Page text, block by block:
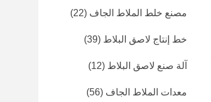
مصنع خلط الملاط الجاف (22)
خط إنتاج لاصق البلاط (39)
آلة صنع لاصق البلاط (12)
معدات الملاط الجاف (56)